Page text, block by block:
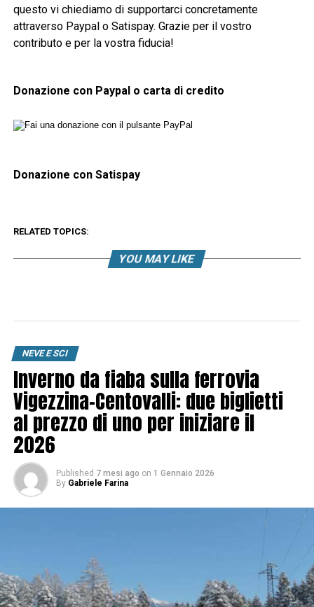
questo vi chiediamo di supportarci concretamente
attraverso Paypal o Satispay. Grazie per il vostro
contributo e per la vostra fiducia!
Donazione con Paypal o carta di credito
Donazione con Satispay
RELATED TOPICS:
YOU MAY LIKE
NEVE E SCI
Inverno da fiaba sulla ferrovia
Vigezzina-Centovalli: due biglietti
al prezzo di uno per iniziare il
2026
Published 7 mesi ago on 1 Gennaio 2026
By Gabriele Farina